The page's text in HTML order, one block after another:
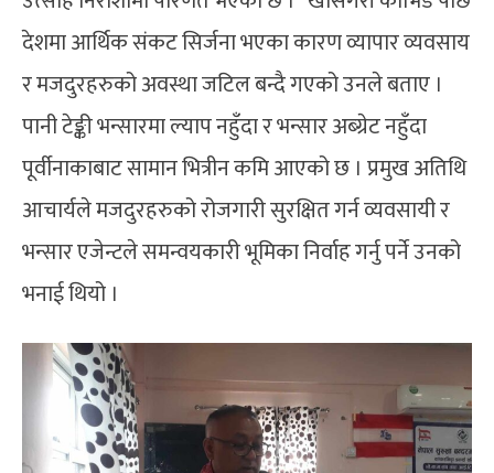
देशमा आर्थिक संकट सिर्जना भएका कारण व्यापार व्यवसाय
र मजदुरहरुको अवस्था जटिल बन्दै गएको उनले बताए ।
पानी टेङ्की भन्सारमा ल्याप नहुँदा र भन्सार अब्ग्रेट नहुँदा
पूर्वीनाकाबाट सामान भित्रीन कमि आएको छ । प्रमुख अतिथि
आचार्यले मजदुरहरुको रोजगारी सुरक्षित गर्न व्यवसायी र
भन्सार एजेन्टले समन्वयकारी भूमिका निर्वाह गर्नु पर्ने उनको
भनाई थियो ।